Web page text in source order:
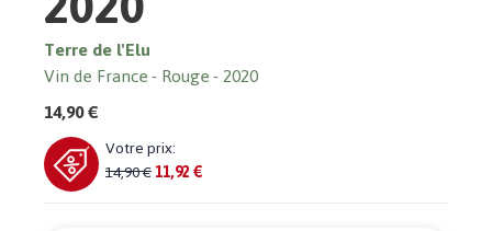
Terre de l'Elu
Vin de France Rouge 2020
14,90 €
Votre prix:
14,90 €11,92 €